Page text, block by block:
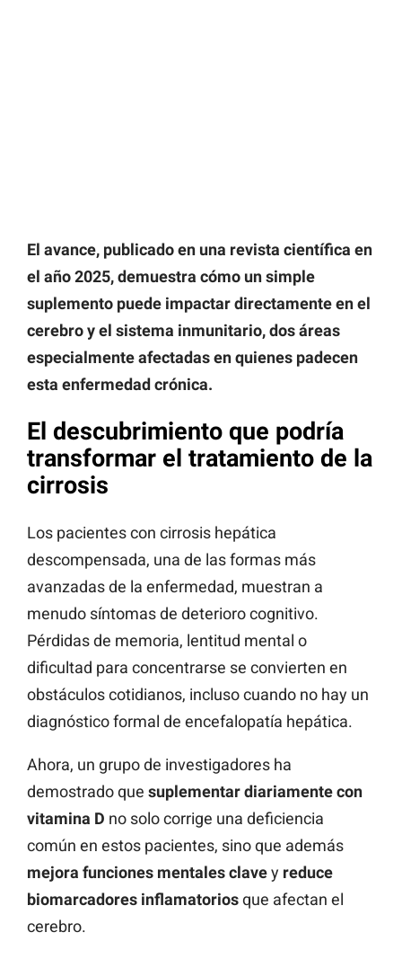
El avance, publicado en una revista científica en
el año 2025, demuestra cómo un simple
suplemento puede impactar directamente en el
cerebro y el sistema inmunitario, dos áreas
especialmente afectadas en quienes padecen
esta enfermedad crónica.
El descubrimiento que podría
transformar el tratamiento de la
cirrosis
Los pacientes con cirrosis hepática
descompensada, una de las formas más
avanzadas de la enfermedad, muestran a
menudo síntomas de deterioro cognitivo.
Pérdidas de memoria, lentitud mental o
dificultad para concentrarse se convierten en
obstáculos cotidianos, incluso cuando no hay un
diagnóstico formal de encefalopatía hepática.
Ahora, un grupo de investigadores ha
demostrado que suplementar diariamente con
vitamina D no solo corrige una deficiencia
común en estos pacientes, sino que además
mejora funciones mentales clavey reduce
biomarcadores inflamatoriosque afectan el
cerebro.